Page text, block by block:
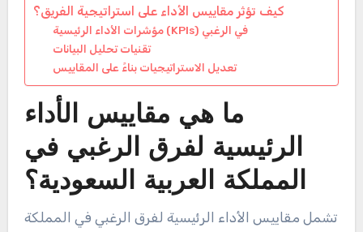
كيف تؤثر مقاييس الأداء على استراتيجية الفريق؟
مؤشرات الأداء الرئيسية (KPIs) في الرغبي
تقنيات تحليل البيانات
تعديل الاستراتيجيات بناءً على المقاييس
ما هي مقاييس الأداء
الرئيسية لفرق الرغبي في
المملكة العربية السعودية؟
تشمل مقاييس الأداء الرئيسية لفرق الرغبي في المملكة